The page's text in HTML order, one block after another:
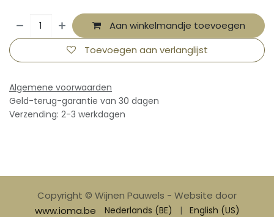
Aan winkelmandje toevoegen
Toevoegen aan verlanglijst
Algemene voorwaarden
Geld-terug-garantie van 30 dagen
Verzending: 2-3 werkdagen
Copyright © Wijnen Pauwels - Website door
www.ioma.be
Nederlands (BE) | English (US)